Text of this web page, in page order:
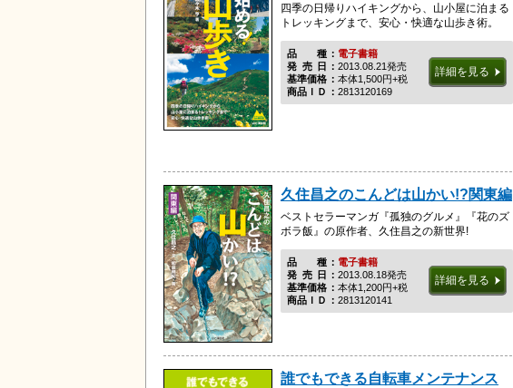
四季の日帰りハイキングから、山小屋に泊まる
トレッキングまで、安心・快適な山歩き術。
品種電子書籍
発売日 2013.08.21発売
基準価格
本体1,500円+税
商品ＩＤ
2813120169
詳細を見る
久住昌之のこんどは山かい!?関東編
ベストセラーマンガ『孤独のグルメ』『花のズ
ボラ飯』の原作者、久住昌之の新世界!
品種電子書籍
発売日 2013.08.18発売
基準価格
本体1,200円+税
商品ＩＤ
2813120141
詳細を見る
誰でもできる自転車メンテナンス